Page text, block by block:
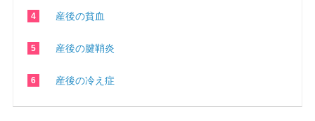
産後の貧血
産後の腱鞘炎
産後の冷え症